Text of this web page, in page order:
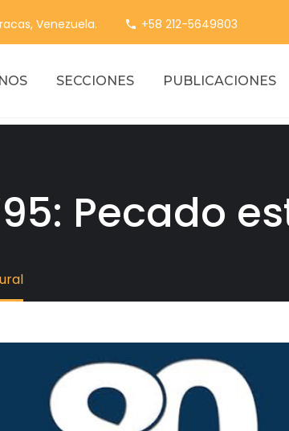
Venezuela. +58 212-5649803
SECCIONES PUBLICACIONES
Pecado